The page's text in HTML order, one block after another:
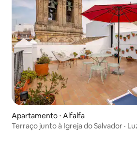
Apartamento ⋅ Alfalfa
Terraço junto à Igreja do Salvador ·